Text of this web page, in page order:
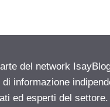
del network
informazione
ed esperti del